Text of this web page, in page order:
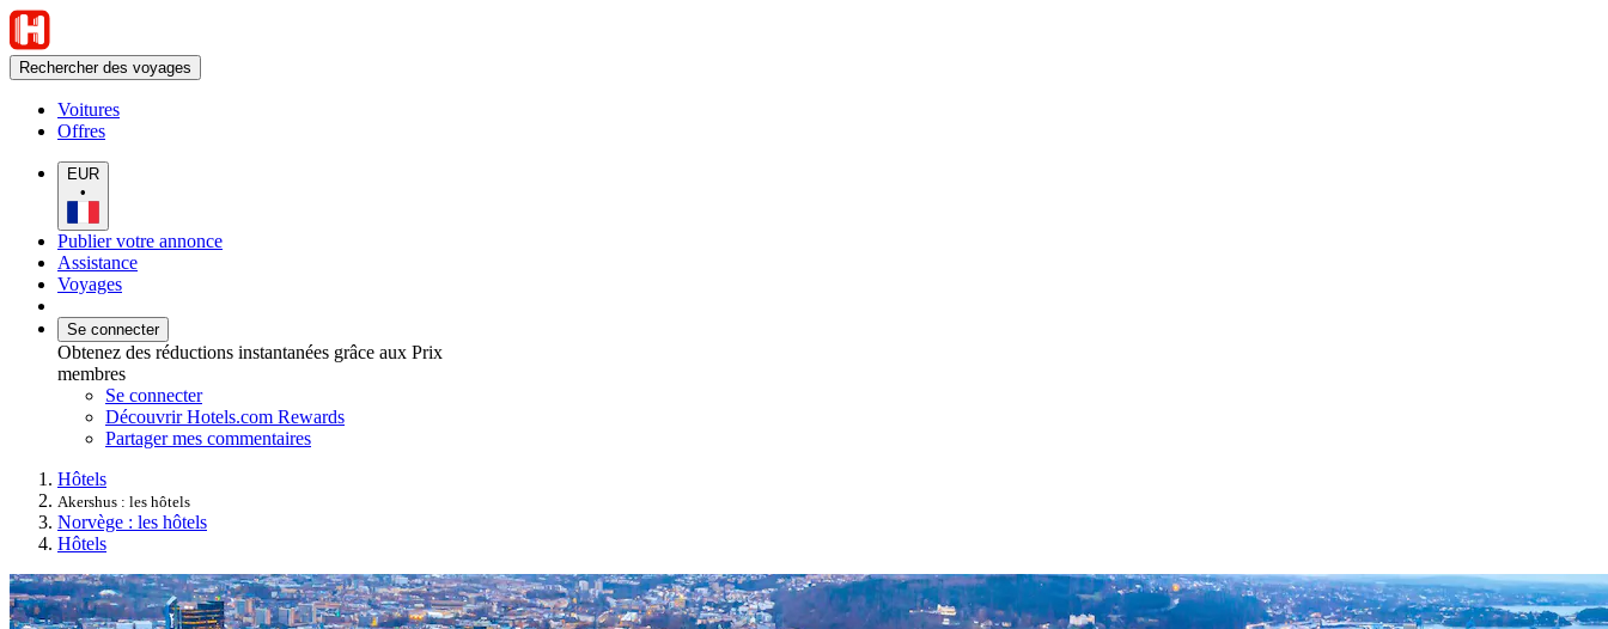
Rechercher des voyages
Voitures
Offres
EUR
•
Publier votre annonce
Assistance
Voyages
Se connecter
Obtenez des réductions instantanées grâce aux Prix
membres
Se connecter
Découvrir Hotels.com Rewards
Partager mes commentaires
Hôtels
Akershus : les hôtels
Norvège : les hôtels
Hôtels